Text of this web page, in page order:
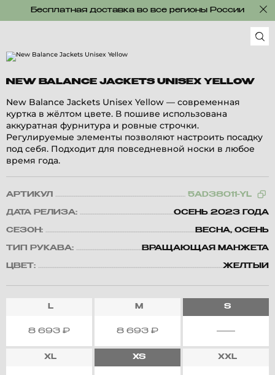
Бесплатная доставка во все регионы России
NEW BALANCE JACKETS UNISEX YELLOW
New Balance Jackets Unisex Yellow — современная
куртка в жёлтом цвете. В пошиве использована
аккуратная фурнитура и ровные строчки.
Регулируемые элементы позволяют настроить посадку
под себя. Подходит для повседневной носки в любое
время года.
АРТИКУЛ 5AD38011-YL
ДАТА РЕЛИЗА: ОСЕНЬ 2023 ГОДА
СЕЗОН: ВЕСНА, ОСЕНЬ
ТИП РУКАВА: ВРАЩАЮЩАЯ МАНЖЕТА
ЦВЕТ: ЖЕЛТЫЙ
L
8 693 ₽
M
8 693 ₽
S
XL XS XXL